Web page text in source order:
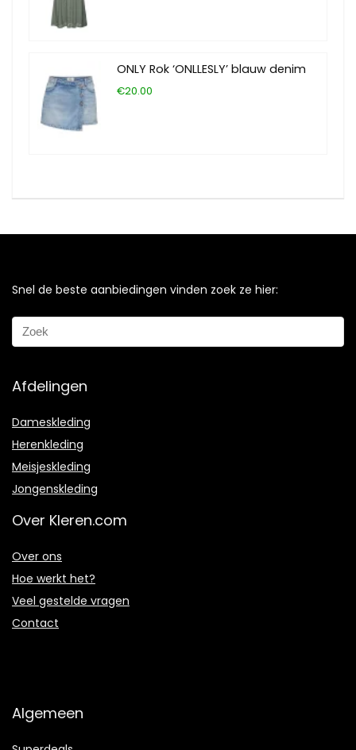
ONLY Rok ‘ONLLESLY’ blauw denim
€20.00
Snel de beste aanbiedingen vinden zoek ze hier:
Afdelingen
Dameskleding
Herenkleding
Meisjeskleding
Jongenskleding
Over Kleren.com
Over ons
Hoe werkt het?
Veel gestelde vragen
Contact
Algemeen